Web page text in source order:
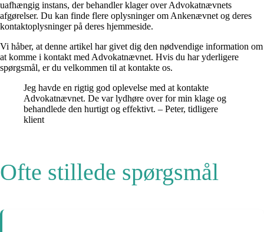
uafhængig instans, der behandler klager over Advokatnævnets
afgørelser. Du kan finde flere oplysninger om Ankenævnet og deres
kontaktoplysninger på deres hjemmeside.
Vi håber, at denne artikel har givet dig den nødvendige information om
at komme i kontakt med Advokatnævnet. Hvis du har yderligere
spørgsmål, er du velkommen til at kontakte os.
Jeg havde en rigtig god oplevelse med at kontakte
Advokatnævnet. De var lydhøre over for min klage og
behandlede den hurtigt og effektivt. – Peter, tidligere
klient
Ofte stillede spørgsmål